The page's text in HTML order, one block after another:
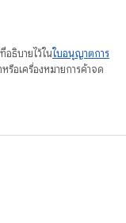
ธิบายไว้ในใบอนุญาตการ
รือเครื่องหมายการค้าจด